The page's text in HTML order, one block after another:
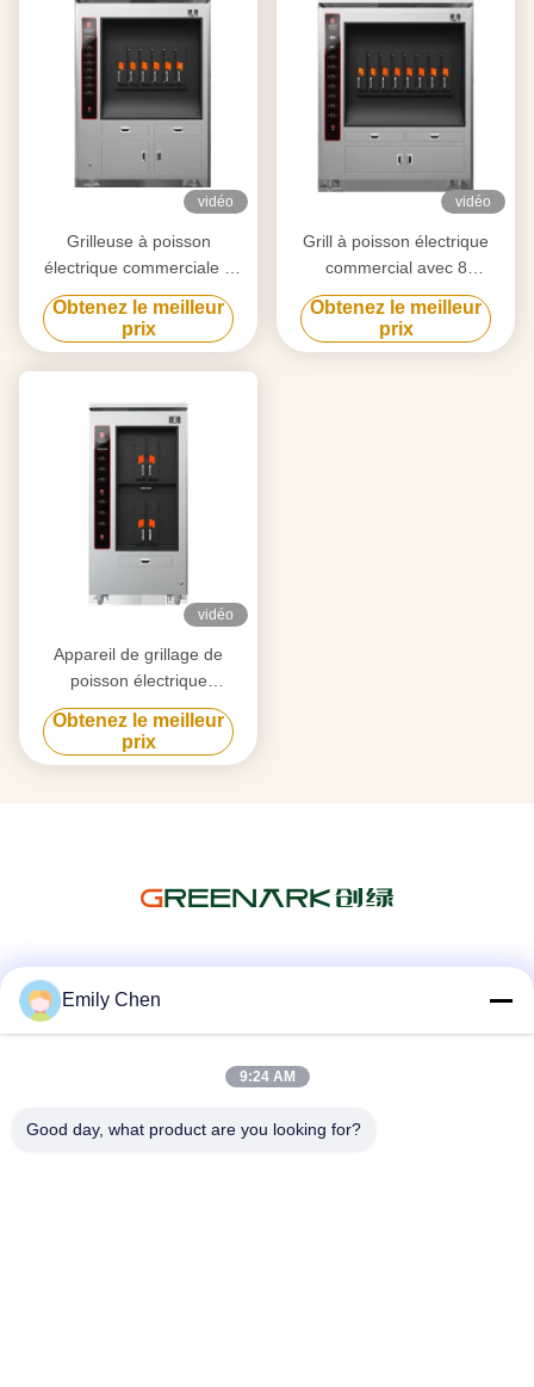
vidéo
Grilleuse à poisson
électrique commerciale 6
compartiments 350 kg
Obtenez le meilleur
prix
vidéo
Grill à poisson électrique
commercial avec 8
compartiments 8 poissons à
la fois
Obtenez le meilleur
prix
vidéo
Appareil de grillage de
poisson électrique
commercial à double couche
4 compartiments
Obtenez le meilleur
prix
Emily Chen
9:24 AM
Good day, what product are you looking for?